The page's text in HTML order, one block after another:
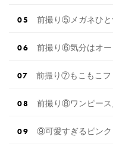
前撮り⑤メガネひと
前撮り⑥気分はオー
前撮り⑦もこもこ
前撮り⑧ワンピース
⑨可愛すぎるピンク